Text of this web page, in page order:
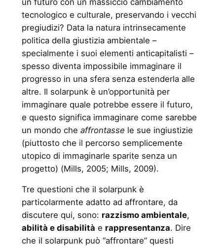
tecnologico e culturale, preservando i vecchi
pregiudizi? Data la natura intrinsecamente
politica della giustizia ambientale –
specialmente i suoi elementi anticapitalisti –
spesso diventa impossibile immaginare il
progresso in una sfera senza estenderla alle
altre. Il solarpunk è un’opportunità per
immaginare quale potrebbe essere il futuro,
e questo significa immaginare come sarebbe
un mondo che affrontasse le sue ingiustizie
(piuttosto che il percorso semplicemente
utopico di immaginarle sparite senza un
progetto) (Mills, 2005; Mills, 2009).
Tre questioni che il solarpunk è
particolarmente adatto ad affrontare, da
discutere qui, sono: razzismo ambientale,
abilità e disabilità e rappresentanza. Dire
che il solarpunk può “affrontare” questi